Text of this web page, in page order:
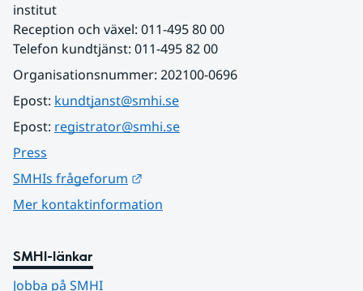
institut
Reception och växel: 011-495 80 00
Telefon kundtjänst: 011-495 82 00
Organisationsnummer: 202100-0696
Epost: kundtjanst@smhi.se
Epost: registrator@smhi.se
Press
SMHIs frågeforum
Mer kontaktinformation
SMHI-länkar
Jobba på SMHI